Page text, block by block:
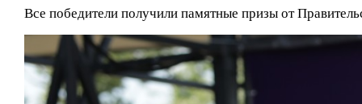
Все победители получили памятные призы от